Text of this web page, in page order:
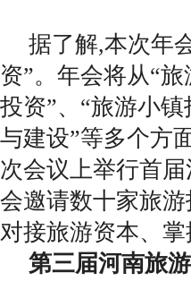
据了解,本次年
资”。年会将从“
投资”、“旅游小
与建设”等多个方
次会议上举行首
会邀请数十家旅
对接旅游资本、
第三届河南旅